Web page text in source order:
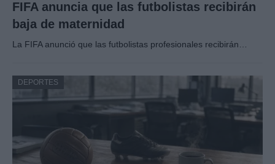
FIFA anuncia que las futbolistas recibirán
baja de maternidad
La FIFA anunció que las futbolistas profesionales recibirán…
DEPORTES